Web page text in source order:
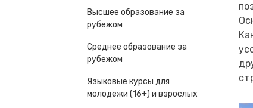
Высшее образование за
рубежом
Среднее образование за
рубежом
Языковые курсы для
молодежи (16+) и взрослых